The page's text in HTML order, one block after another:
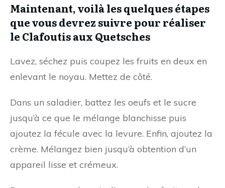
Maintenant, voilà les quelques étapes
que vous devrez suivre pour réaliser
le Clafoutis aux Quetsches
Lavez, séchez puis coupez les fruits en deux en
enlevant le noyau. Mettez de côté.
Dans un saladier, battez les oeufs et le sucre
jusqu’à ce que le mélange blanchisse puis
ajoutez la fécule avec la levure. Enfin, ajoutez la
crème. Mélangez bien jusqu’à obtention d’un
appareil lisse et crémeux.